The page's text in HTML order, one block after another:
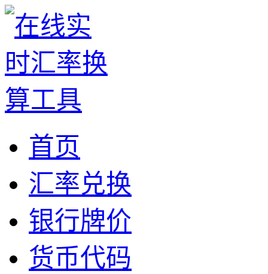
首页
汇率兑换
银行牌价
货币代码